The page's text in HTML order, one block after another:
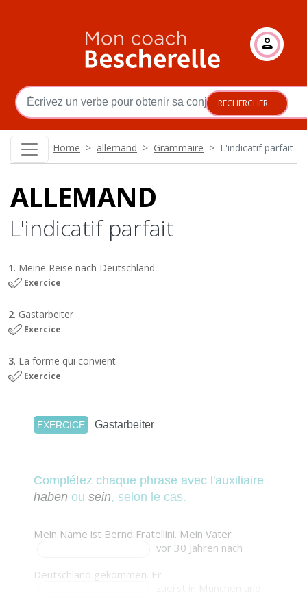
Your search
RECHERCHER
Home allemand Grammaire L'indicatif parfait
allemand
L'indicatif parfait
1. Meine Reise nach Deutschland
Exercice
2. Gastarbeiter
Exercice
3. La forme qui convient
Exercice
EXERCICE Gastarbeiter
Complétez chaque phrase avec l'auxiliaire
haben ou sein, selon le cas.
Mein Name ist Bernd Fratellini. Mein Vater
vor 30 Jahren nach
Deutschland gekommen. Er